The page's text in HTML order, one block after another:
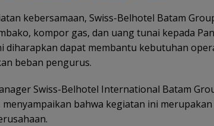
kebersamaan, Swiss-Belhotel Batam
kompor gas, dan uang tunai kepada
diharapkan dapat membantu kebutuhan
beban pengurus.
Swiss-Belhotel International Batam
menyampaikan bahwa kegiatan ini